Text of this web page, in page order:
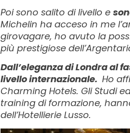
Poi sono salito di livello e
Michelin ha acceso in me
girovagare, ho avuto la
più prestigiose
Dall’eleganza di Londra al
livello internazionale. Ho
Charming Hotels. Gli Studi
training di formazione,
dell’Hotellierie Lusso.